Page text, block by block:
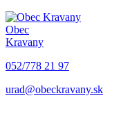
Obec
Kravany
052/778 21 97
urad@obeckravany.sk